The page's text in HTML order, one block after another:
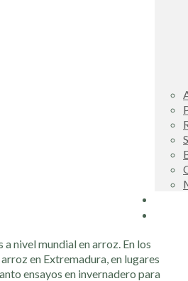
nivel mundial en arroz. En los
en Extremadura, en lugares
ensayos en invernadero para